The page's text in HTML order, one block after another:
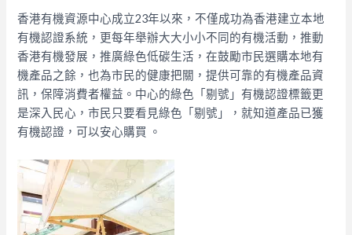
香港有機資源中心成立23年以來，不僅成功為香港建立本地
有機認證系統，更每年舉辦大大小小不同的有機活動，推動
香港有機發展，推廣綠色低碳生活，在鼓勵市民選購本地有
機產品之餘，也為市民的健康把關，提供可靠的有機產品資
訊，保障消費者權益。中心的綠色「剔號」有機認證標籤更
是深入民心，市民只要看見綠色「剔號」，就知道產品已獲
有機認證，可以安心購買 。